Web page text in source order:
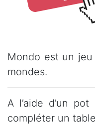
Mondo est un
mondes.
A l’aide d’un
compléter un